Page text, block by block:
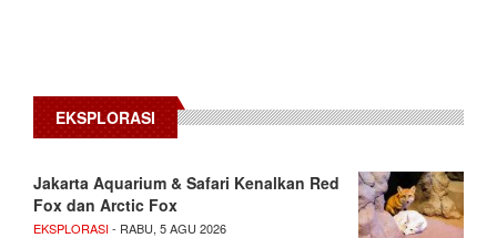
EKSPLORASI
Jakarta Aquarium & Safari Kenalkan Red
Fox dan Arctic Fox
EKSPLORASI- RABU, 5 AGU 2026